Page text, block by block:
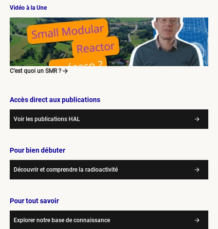
Vidéo à la Une
C’est quoi un SMR ?
Accès direct aux publications
Voir les publications HAL
Pour bien débuter
Découvrir et comprendre la radioactivité
Pour tout savoir
Explorer notre base de connaissance